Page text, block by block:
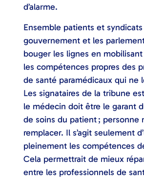
d’alarme.
Ensemble patients et
gouvernement et les
bouger les lignes en
les compétences propres des
de santé paramédicaux qui ne
Les signataires de la tribune
le médecin doit être le garant
de soins du patient ; personne
remplacer. Il s’agit seulement
pleinement les compétences
Cela permettrait de mieux
entre les professionnels de